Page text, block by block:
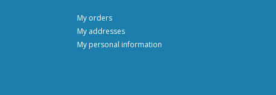
My orders
My addresses
My personal information